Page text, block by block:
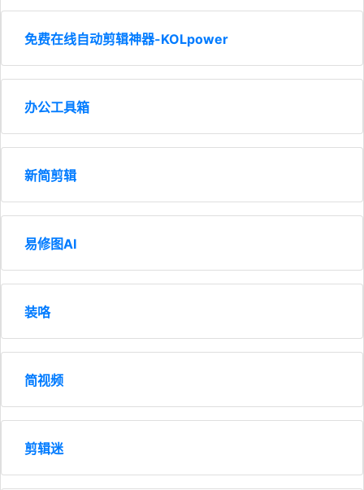
免费在线自动剪辑神器-KOLpower
办公工具箱
新简剪辑
易修图AI
装咯
简视频
剪辑迷